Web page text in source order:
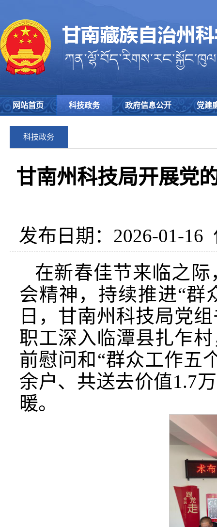
网站首页 科技政务 政府信息公开 党建
科技政务
甘南州科技局开展党
发布日期：2026-01-16
在新春佳节来临之
会精神，持续推进“群
日，甘南州科技局党
职工深入临潭县扎乍
前慰问和“群众工作五
余户、共送去价值1.7
暖。